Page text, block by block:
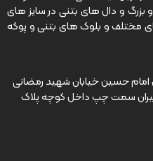
بزرگ و دال های بتنی در سایز های
مختلف و بلوک های بتنی و پوکه
حسین خیابان شهید رمضانی
سمت چپ داخل کوچه پلاک